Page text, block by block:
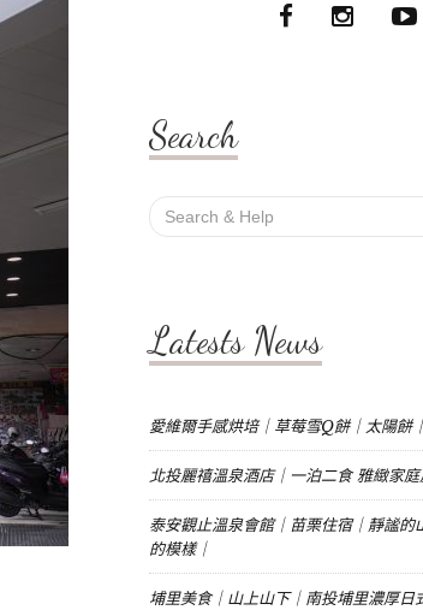
Search
Search
for:
Latests News
愛維爾手感烘培｜草莓雪Q餅｜太陽餅
北投麗禧溫泉酒店｜一泊二食 雅緻家庭
泰安觀止溫泉會館｜苗栗住宿｜靜謐的
的模樣｜
埔里美食｜山上山下｜南投埔里濃厚日